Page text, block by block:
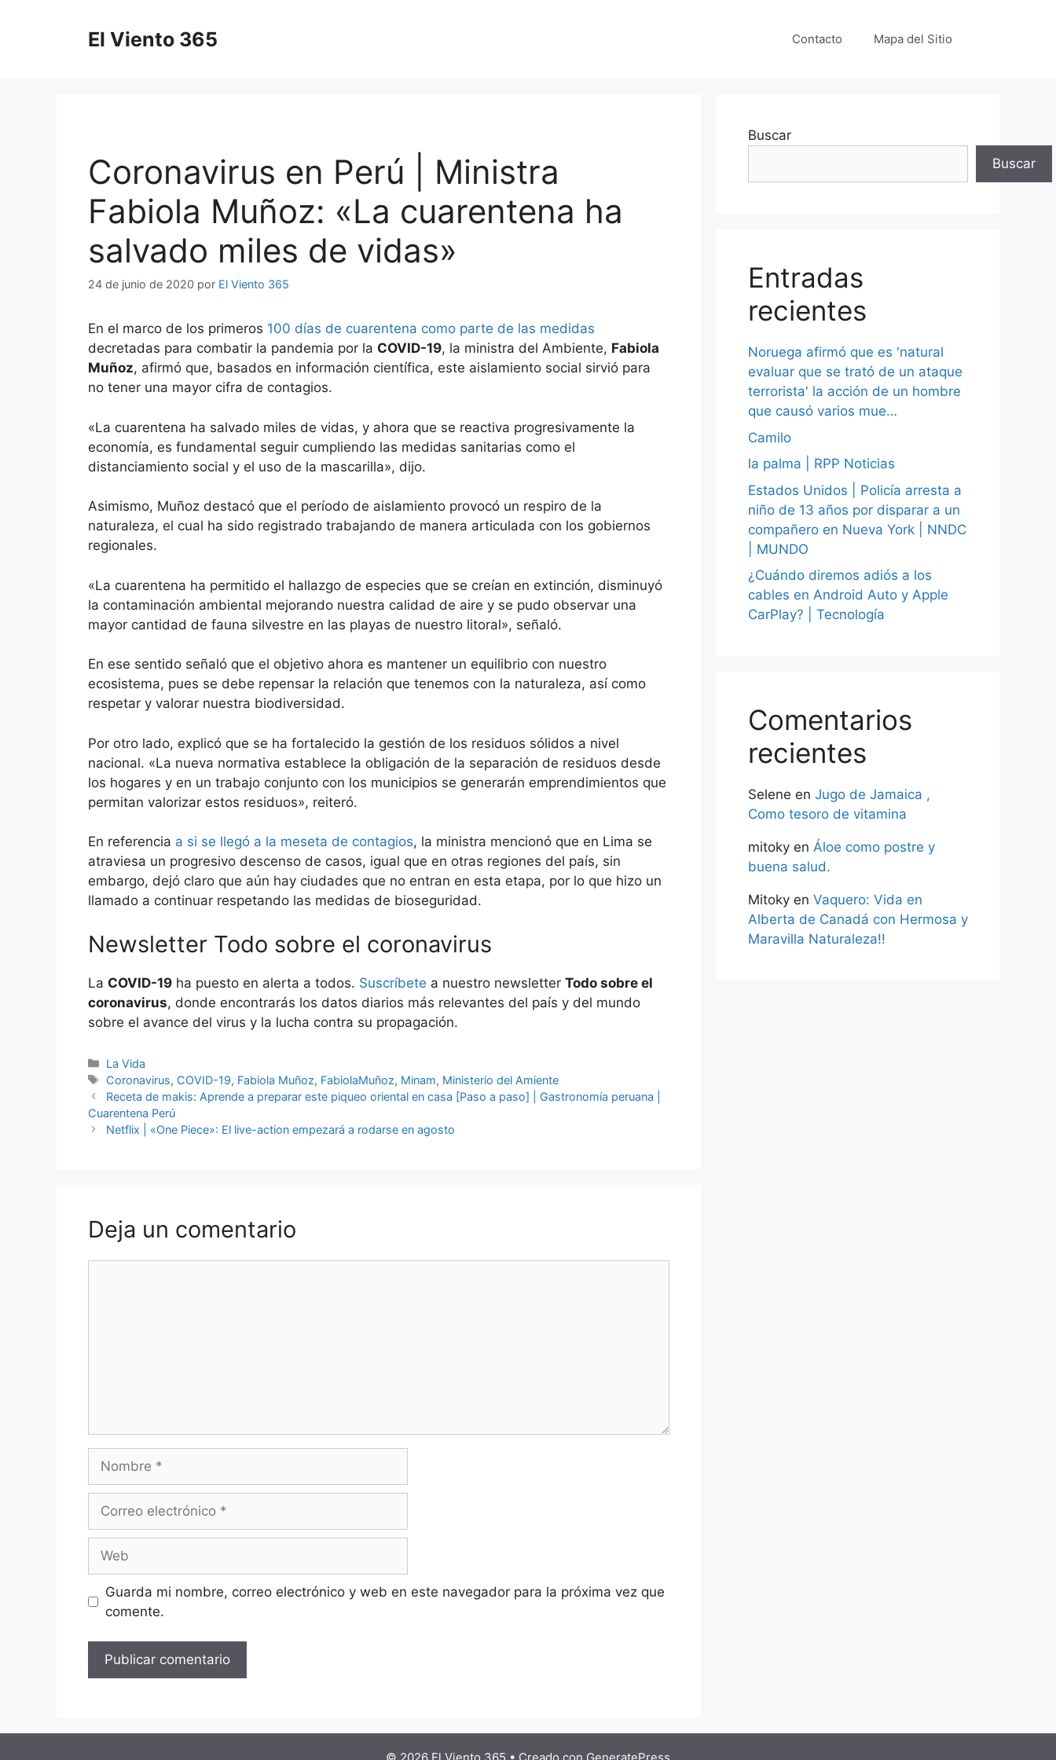
El Viento 365 Contacto Mapa del Sitio
Coronavirus en Perú | Ministra
Fabiola Muñoz: «La cuarentena ha
salvado miles de vidas»
24 de junio de 2020 por El Viento 365
En el marco de los primeros 100 días de cuarentena como parte de las medidas
decretadas para combatir la pandemia por la COVID-19, la ministra del Ambiente, Fabiola
Muñoz, afirmó que, basados en información científica, este aislamiento social sirvió para
no tener una mayor cifra de contagios.
«La cuarentena ha salvado miles de vidas, y ahora que se reactiva progresivamente la
economía, es fundamental seguir cumpliendo las medidas sanitarias como el
distanciamiento social y el uso de la mascarilla», dijo.
Asimismo, Muñoz destacó que el período de aislamiento provocó un respiro de la
naturaleza, el cual ha sido registrado trabajando de manera articulada con los gobiernos
regionales.
«La cuarentena ha permitido el hallazgo de especies que se creían en extinción, disminuyó
la contaminación ambiental mejorando nuestra calidad de aire y se pudo observar una
mayor cantidad de fauna silvestre en las playas de nuestro litoral», señaló.
En ese sentido señaló que el objetivo ahora es mantener un equilibrio con nuestro
ecosistema, pues se debe repensar la relación que tenemos con la naturaleza, así como
respetar y valorar nuestra biodiversidad.
Por otro lado, explicó que se ha fortalecido la gestión de los residuos sólidos a nivel
nacional. «La nueva normativa establece la obligación de la separación de residuos desde
los hogares y en un trabajo conjunto con los municipios se generarán emprendimientos que
permitan valorizar estos residuos», reiteró.
En referencia a si se llegó a la meseta de contagios, la ministra mencionó que en Lima se
atraviesa un progresivo descenso de casos, igual que en otras regiones del país, sin
embargo, dejó claro que aún hay ciudades que no entran en esta etapa, por lo que hizo un
llamado a continuar respetando las medidas de bioseguridad.
Newsletter Todo sobre el coronavirus
La COVID-19 ha puesto en alerta a todos. Suscríbete a nuestro newsletter Todo sobre el
coronavirus, donde encontrarás los datos diarios más relevantes del país y del mundo
sobre el avance del virus y la lucha contra su propagación.
Categorías
La Vida
Etiquetas
Coronavirus, COVID-19, Fabiola Muñoz, FabiolaMuñoz, Minam, Ministerio del Amiente
Receta de makis: Aprende a preparar este piqueo oriental en casa [Paso a paso] | Gastronomía peruana |
Cuarentena Perú
Netflix | «One Piece»: El live-action empezará a rodarse en agosto
Deja un comentario
electrónico
Guarda mi nombre, correo electrónico y web en este navegador para la próxima vez que
comente.
Buscar
Buscar
Entradas
recientes
Noruega afirmó que es 'natural
evaluar que se trató de un ataque
terrorista' la acción de un hombre
que causó varios mue…
Camilo
la palma | RPP Noticias
Estados Unidos | Policía arresta a
niño de 13 años por disparar a un
compañero en Nueva York | NNDC
| MUNDO
¿Cuándo diremos adiós a los
cables en Android Auto y Apple
CarPlay? | Tecnología
Comentarios
recientes
Selene en Jugo de Jamaica ,
Como tesoro de vitamina
mitoky en Áloe como postre y
buena salud.
Mitoky en Vaquero: Vida en
Alberta de Canadá con Hermosa y
Maravilla Naturaleza!!